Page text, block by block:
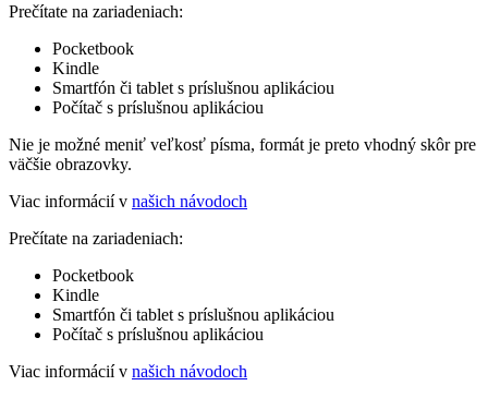
Prečítate na zariadeniach:
Pocketbook
Kindle
Smartfón či tablet s príslušnou aplikáciou
Počítač s príslušnou aplikáciou
Nie je možné meniť veľkosť písma, formát je preto vhodný skôr pre
väčšie obrazovky.
Viac informácií v našich návodoch
Prečítate na zariadeniach:
Pocketbook
Kindle
Smartfón či tablet s príslušnou aplikáciou
Počítač s príslušnou aplikáciou
Viac informácií v našich návodoch